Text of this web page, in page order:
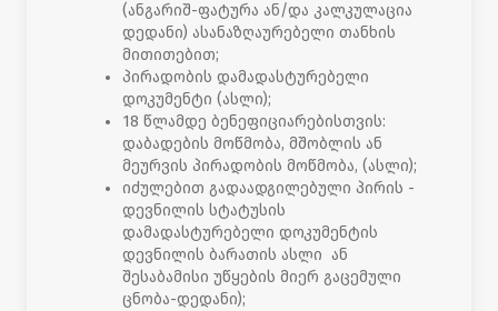
(ანგარიშ-ფატურა ან/და კალკულაცია
დედანი) ასანაზღაურებელი თანხის
მითითებით;
პირადობის დამადასტურებელი
დოკუმენტი (ასლი);
18 წლამდე ბენეფიციარებისთვის:
დაბადების მოწმობა, მშობლის ან
მეურვის პირადობის მოწმობა, (ასლი);
იძულებით გადაადგილებული პირის -
დევნილის სტატუსის
დამადასტურებელი დოკუმენტის
დევნილის ბარათის ასლი ან
შესაბამისი უწყების მიერ გაცემული
ცნობა-დედანი);